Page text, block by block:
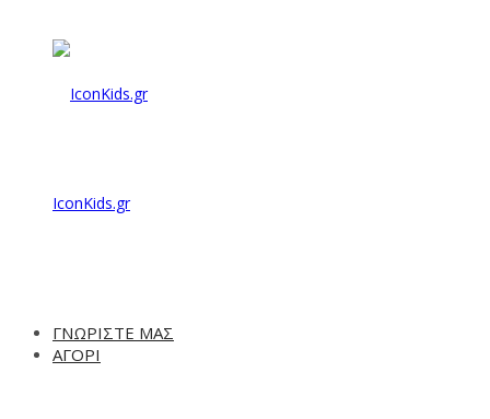
IconKids.gr
ΓΝΩΡΙΣΤΕ ΜΑΣ
ΑΓΟΡΙ